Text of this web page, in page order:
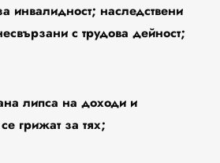
инвалидност; наследствени
с трудова дейност;
липса на доходи и
грижат за тях;